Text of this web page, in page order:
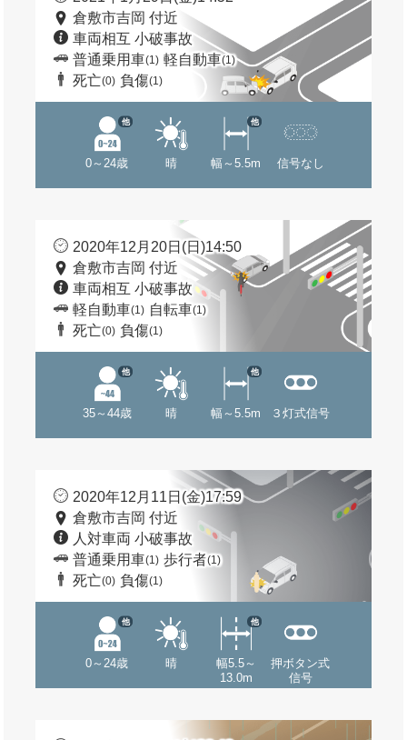
倉敷市吉岡 付近
車両相互 小破事故
普通乗用車(1) 軽自動車(1)
死亡(0) 負傷(1)
0～24歳
他
晴 幅～5.5m
他
信号なし
2020年12月20日(日)14:50
倉敷市吉岡 付近
車両相互 小破事故
軽自動車(1) 自転車(1)
死亡(0) 負傷(1)
35～44歳
他
晴 幅～5.5m
他
３灯式信号
2020年12月11日(金)17:59
倉敷市吉岡 付近
人対車両 小破事故
普通乗用車(1) 歩行者(1)
死亡(0) 負傷(1)
0～24歳
他
晴
幅5.5～
13.0m
他
押ボタン式
信号